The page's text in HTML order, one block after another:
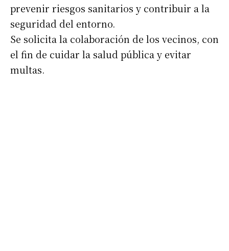
prevenir riesgos sanitarios y contribuir a la
seguridad del entorno.
Se solicita la colaboración de los vecinos, con
el fin de cuidar la salud pública y evitar
multas.